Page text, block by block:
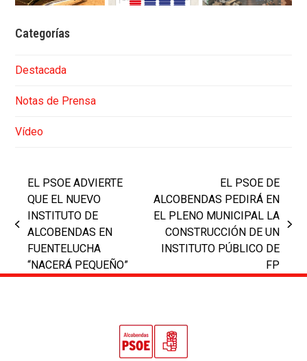
Categorías
Destacada
Notas de Prensa
Vídeo
previous
post:
EL PSOE ADVIERTE
QUE EL NUEVO
INSTITUTO DE
ALCOBENDAS EN
FUENTELUCHA
“NACERÁ PEQUEÑO”
next
post:
EL PSOE DE
ALCOBENDAS PEDIRÁ EN
EL PLENO MUNICIPAL LA
CONSTRUCCIÓN DE UN
INSTITUTO PÚBLICO DE
FP